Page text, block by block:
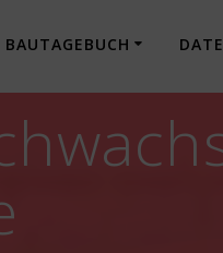
BAUTAGEBUCH